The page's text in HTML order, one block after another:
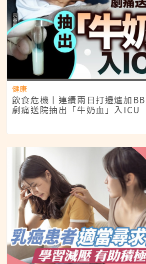
健康
飲食危機丨連續兩日打邊爐加
劇痛送院抽出「牛奶血」入ICU